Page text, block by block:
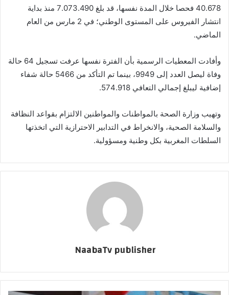
40.678 فحصا خلال المدة نفسها، قد بلغ 7.073.490 منذ بداية
انتشار الفيروس على المستوى الوطني؛ في 2 مارس من العام
الماضي.
وأفادت المعطيات الرسمية بأن الفترة نفسها عرفت تسجيل 64 حالة
وفاة ليصل العدد إلى 9949، بينما تم التأكد من 5466 حالة شفاء
إضافية ليبلغ إجمالي التعافي 574.918.
وتهيب وزارة الصحة بالمواطنات والمواطنين الالتزام بقواعد النظافة
والسلامة الصحية، والانخراط في التدابير الاحترازية التي اتخذتها
السلطات المغربية بكل وطنية ومسؤولية.
NaabaTv publisher